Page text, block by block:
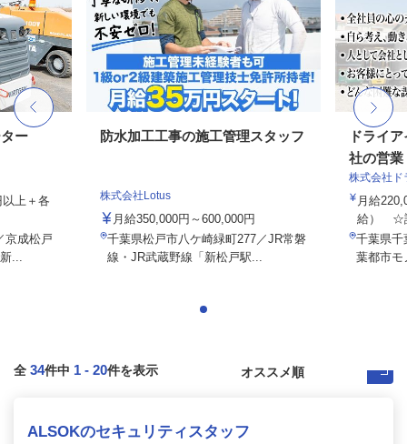
ー
上＋各
京成松戸
...
防水加工工事の施工管理スタッフ
株式会社Lotus
月給350,000円～600,000円
千葉県松戸市八ケ崎緑町277／JR常磐
線・JR武蔵野線「新松戸駅...
ドライ
社の営業
株式会社ド
月給
給） ☆
千葉県千
葉都市モ
全 34件中 1 - 20件を表示
ALSOKのセキュリティスタッフ